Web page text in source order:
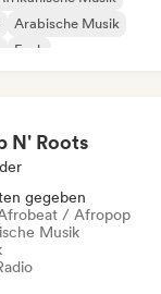
Arabische Musik
Funk
N' Roots
gegeben
/ Afropop
Musik